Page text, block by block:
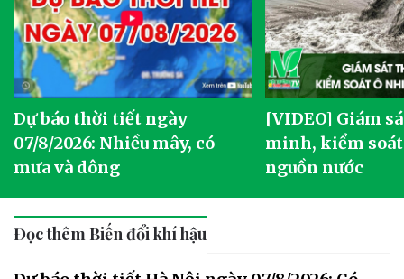
Dự báo thời tiết ngày
07/8/2026: Nhiều mây, có
mưa và dông
[VIDEO] Giám
minh, kiểm
nguồn nước
Đọc thêm Biến đổi khí hậu